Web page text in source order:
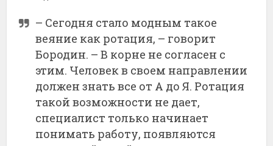
– Сегодня стало модным такое
веяние как ротация, – говорит
Бородин. – В корне не согласен с
этим. Человек в своем направлении
должен знать все от А до Я. Ротация
такой возможности не дает,
специалист только начинает
понимать работу, появляются